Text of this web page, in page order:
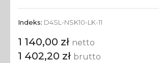
Indeks: D4SL-NSK10-LK-11
1 140,00 zł netto
1 402,20 zł brutto